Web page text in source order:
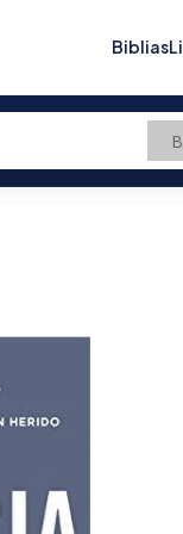
Biblias